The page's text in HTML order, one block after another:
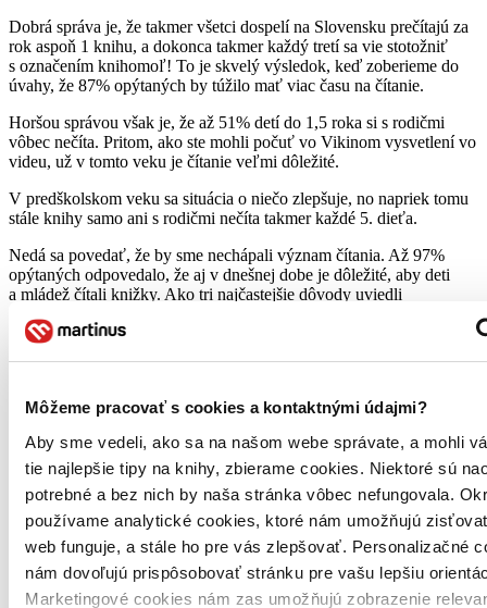
Môžeme pracovať s cookies a kontaktnými údajmi?
Aby sme vedeli, ako sa na našom webe správate, a mohli
tie najlepšie tipy na knihy, zbierame cookies. Niektoré sú
potrebné a bez nich by naša stránka vôbec nefungovala.
používame analytické cookies, ktoré nám umožňujú
web funguje, a stále ho pre vás zlepšovať. Personalizačné
nám dovoľujú prispôsobovať stránku pre vašu lepšiu
Marketingové cookies nám zas umožňujú zobrazenie
Dobrá správa je, že takmer všetci dospelí na Slovensku prečítajú za
rok aspoň 1 knihu, a dokonca takmer každý tretí sa vie stotožniť
s označením knihomoľ! To je skvelý výsledok, keď zoberieme do
úvahy, že 87% opýtaných by túžilo mať viac času na čítanie.
Horšou správou však je, že až 51% detí do 1,5 roka si s rodičmi
vôbec nečíta. Pritom, ako ste mohli počuť vo Vikinom vysvetlení vo
videu, už v tomto veku je čítanie veľmi dôležité.
V predškolskom veku sa situácia o niečo zlepšuje, no napriek tomu
stále knihy samo ani s rodičmi nečíta takmer každé 5. dieťa.
Nedá sa povedať, že by sme nechápali význam čítania. Až 97%
opýtaných odpovedalo, že aj v dnešnej dobe je dôležité, aby deti
a mládež čítali knižky. Ako tri najčastejšie dôvody uviedli
textu 2. Rozšírenie všeobecného prehľadu a vzdelávanie 3. Rozvoj
samy, asi tretina z nich si za polrok prečíta iba 1 až 2 knihy.
Uvedomujeme si, že nie každý má to šťastie, že ho doma čaká
obrovská zásoba knižiek. Vtedy je ale dobré pamätať na to, že
Slovensko patrí medzi svetové krajiny s najväčším počtom knižníc
na obyvateľa!
Čítaním deťom a s deťmi im dávate jeden z najväčších darov. Keď
si teda dnes pripomíname, že žiadna kniha by nemala zostať
neprečítaná, nezabudnime ani na to, že pre detské knižky to platí
ešte omnoho viac.